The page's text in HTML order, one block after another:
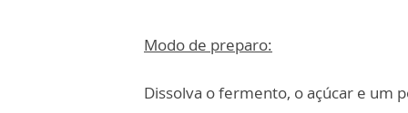
Modo de preparo:
Dissolva o fermento, o açúcar e um